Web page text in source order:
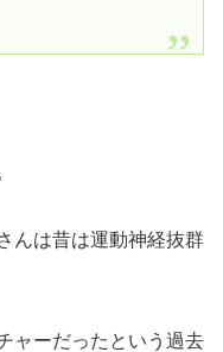
んは昔は運動神経抜群
ャーだったという過去